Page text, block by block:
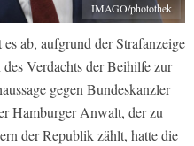
IMAGO/photothek
ab, aufgrund der Strafanzeige
Verdachts der Beihilfe zur
gegen Bundeskanzler
Hamburger Anwalt, der zu
der Republik zählt, hatte die